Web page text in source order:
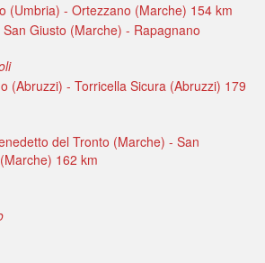
(Umbria) - Ortezzano (Marche) 154 km
Giusto (Marche) - Rapagnano
(Abruzzi) - Torricella Sicura (Abruzzi) 179
del Tronto (Marche) - San
162 km